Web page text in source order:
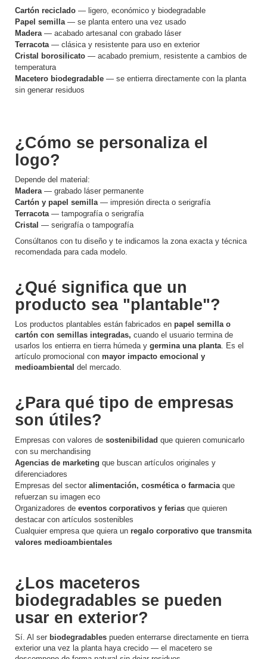
Cartón reciclado — ligero, económico y biodegradable
Papel semilla — se planta entero una vez usado
Madera — acabado artesanal con grabado láser
Terracota — clásica y resistente para uso en exterior
Cristal borosilicato — acabado premium, resistente a cambios de
temperatura
Macetero biodegradable — se entierra directamente con la planta
sin generar residuos
¿Cómo se personaliza el
logo?
Depende del material:
Madera — grabado láser permanente
Cartón y papel semilla — impresión directa o serigrafía
Terracota — tampografía o serigrafía
Cristal — serigrafía o tampografía
Consúltanos con tu diseño y te indicamos la zona exacta y técnica
recomendada para cada modelo.
¿Qué significa que un
producto sea "plantable"?
Los productos plantables están fabricados en papel semilla o
cartón con semillas integradas, cuando el usuario termina de
usarlos los entierra en tierra húmeda y germina una planta . Es el
artículo promocional con mayor impacto emocional y
medioambiental del mercado.
¿Para qué tipo de empresas
son útiles?
Empresas con valores de sostenibilidad que quieren comunicarlo
con su merchandising
Agencias de marketing que buscan artículos originales y
diferenciadores
Empresas del sector alimentación, cosmética o farmacia que
refuerzan su imagen eco
Organizadores de eventos corporativos y ferias que quieren
destacar con artículos sostenibles
Cualquier empresa que quiera un regalo corporativo que transmita
valores medioambientales
¿Los maceteros
biodegradables se pueden
usar en exterior?
Sí. Al ser biodegradables pueden enterrarse directamente en tierra
exterior una vez la planta haya crecido — el macetero se